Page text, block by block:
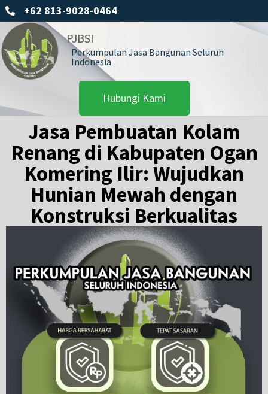
+62 813-9028-0464
PJBSI
Perkumpulan Jasa Bangunan Seluruh
Indonesia
Hubungi Kami
Jasa Pembuatan Kolam
Renang di Kabupaten Ogan
Komering Ilir: Wujudkan
Hunian Mewah dengan
Konstruksi Berkualitas